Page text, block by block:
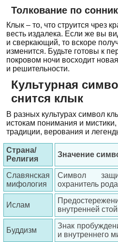
Толкование по
Клык – то, что струится чрез
весть издалека. Если же вы
и сверкающий, то вскоре
изменится. Будьте готовы к
покровом ночи восходит
и решительности.
Культурная
снится клык
В разных культурах символ
истокам понимания и
традиции, верования и
Страна/
Религия
Значение
Славянская
мифология
Символ
охранитель
Ислам
внутренней
Буддизм
Знак
и внутреннего